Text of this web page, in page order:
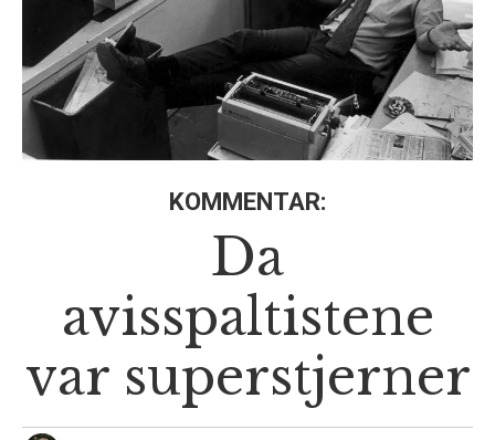
KOMMENTAR:
Da
avisspaltistene
var superstjerner